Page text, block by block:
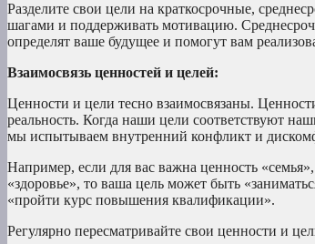
Разделите свои цели на краткосрочные,
шагами и поддерживать мотивацию.
определят ваше будущее и помогут вам
Взаимосвязь ценностей и целей:
Ценности и цели тесно взаимосвязаны.
реальность. Когда наши цели соответствуют
мы испытываем внутренний конфликт и
Например, если для вас важна ценность
«здоровье», то ваша цель может быть
«пройти курс повышения квалификации».
Регулярно пересматривайте свои ценности и